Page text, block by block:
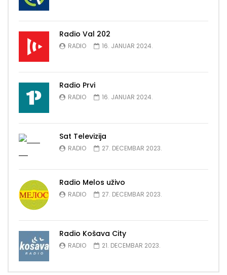
Radio Val 202
RADIO 16. JANUAR 2024.
Radio Prvi
RADIO 16. JANUAR 2024.
Sat Televizija
RADIO 27. DECEMBAR 2023.
Radio Melos uživo
RADIO 27. DECEMBAR 2023.
Radio Košava City
RADIO 21. DECEMBAR 2023.